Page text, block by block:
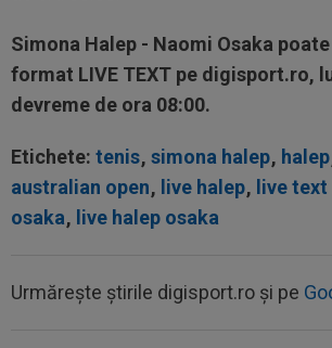
Simona Halep - Naomi Osaka
format LIVE TEXT pe digisport.ro,
devreme de ora 08:00.
Etichete: tenis, simona halep, halep
australian open, live halep, live
osaka, live halep osaka
Urmărește știrile digisport.ro și pe
15:32
Schimbare la FCSB! Gigi Becali s-